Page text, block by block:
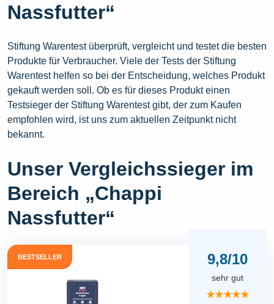
Nassfutter“
Stiftung Warentest überprüft, vergleicht und testet die besten
Produkte für Verbraucher. Viele der Tests der Stiftung
Warentest helfen so bei der Entscheidung, welches Produkt
gekauft werden soll. Ob es für dieses Produkt einen
Testsieger der Stiftung Warentest gibt, der zum Kaufen
empfohlen wird, ist uns zum aktuellen Zeitpunkt nicht
bekannt.
Unser Vergleichssieger im
Bereich „Chappi
Nassfutter“
BESTSELLER 9,8/10
sehr gut
★★★★★